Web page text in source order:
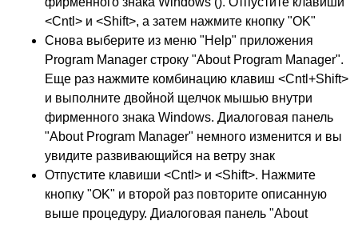
<Cntl> и <Shift>, а затем нажмите кнопку "OK"
Снова выберите из меню "Help" приложения
Program Manager строку "About Program Manager".
Еще раз нажмите комбинацию клавиш <Cntl+Shift>
и выполните двойной щелчок мышью внутри
фирменного знака Windows. Диалоговая панель
"About Program Manager" немного изменится и вы
увидите развивающийся на ветру знак
Отпустите клавиши <Cntl> и <Shift>. Нажмите
кнопку "OK" и второй раз повторите описанную
выше процедуру. Диалоговая панель "About